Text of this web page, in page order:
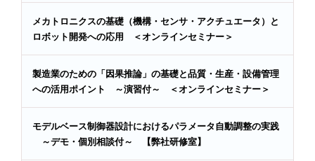
メカトロニクスの基礎（機構・センサ・アクチュエータ）と
ロボット開発への応用 ＜オンラインセミナー＞
製造業のための「因果推論」の基礎と品質・生産・設備管理
への活用ポイント ～演習付～ ＜オンラインセミナー＞
モデルベース制御器設計におけるパラメータ自動調整の実践
～デモ・個別相談付～ 【弊社研修室】